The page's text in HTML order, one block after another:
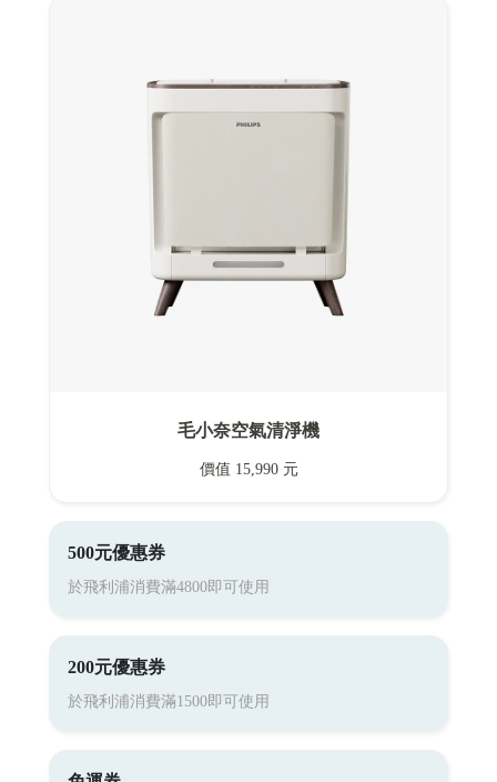
毛小奈空氣清淨機
價值 15,990 元
500元優惠券
於飛利浦消費滿4800即可使用
200元優惠券
於飛利浦消費滿1500即可使用